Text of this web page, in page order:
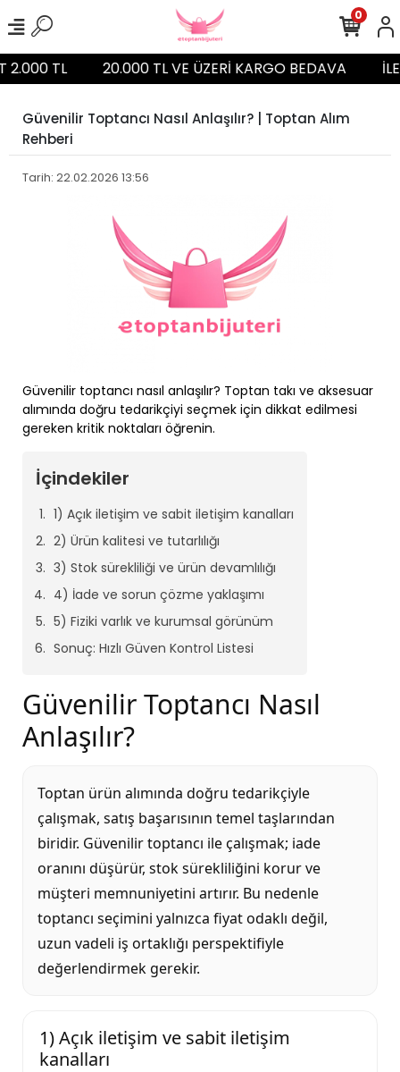
2.000 TL 20.000 TL VE ÜZERİ KARGO BEDAVA
0
Güvenilir Toptancı Nasıl Anlaşılır? | Toptan Alım
Rehberi
Tarih: 22.02.2026 13:56
Güvenilir toptancı nasıl anlaşılır? Toptan takı ve aksesuar
alımında doğru tedarikçiyi seçmek için dikkat edilmesi
gereken kritik noktaları öğrenin.
İçindekiler
1) Açık iletişim ve sabit iletişim kanalları
2) Ürün kalitesi ve tutarlılığı
3) Stok sürekliliği ve ürün devamlılığı
4) İade ve sorun çözme yaklaşımı
5) Fiziki varlık ve kurumsal görünüm
Sonuç: Hızlı Güven Kontrol Listesi
Güvenilir Toptancı Nasıl
Anlaşılır?
Toptan ürün alımında doğru tedarikçiyle
çalışmak, satış başarısının temel taşlarından
biridir. Güvenilir toptancı ile çalışmak; iade
oranını düşürür, stok sürekliliğini korur ve
müşteri memnuniyetini artırır. Bu nedenle
toptancı seçimini yalnızca fiyat odaklı değil,
uzun vadeli iş ortaklığı perspektifiyle
değerlendirmek gerekir.
1) Açık iletişim ve sabit iletişim
kanalları